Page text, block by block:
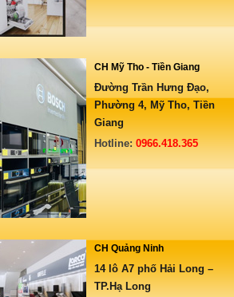
CH Mỹ Tho - Tiền Giang
Đường Trần Hưng Đạo,
Phường 4, Mỹ Tho, Tiền
Giang
Hotline:0966.418.365
CH Quảng Ninh
14 lô A7 phố Hải Long –
TP.Hạ Long